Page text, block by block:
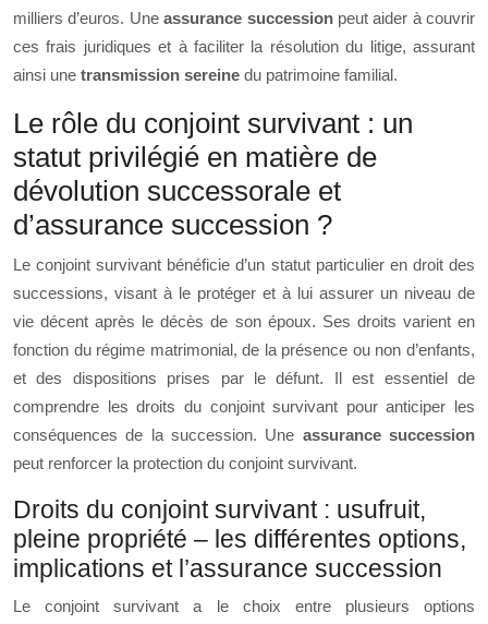
milliers d’euros. Uneassurance succession peut aider à couvrir
ces frais juridiques et à faciliter la résolution du litige, assurant
ainsi une transmission sereine du patrimoine familial.
Le rôle du conjoint survivant : un
statut privilégié en matière de
dévolution successorale et
d’assurance succession ?
Le conjoint survivant bénéficie d’un statut particulier en droit des
successions, visant à le protéger et à lui assurer un niveau de
vie décent après le décès de son époux. Ses droits varient en
fonction du régime matrimonial, de la présence ou non d’enfants,
et des dispositions prises par le défunt. Il est essentiel de
comprendre les droits du conjoint survivant pour anticiper les
conséquences de la succession. Une assurance succession
peut renforcer la protection du conjoint survivant.
Droits du conjoint survivant : usufruit,
pleine propriété – les différentes options,
implications et l’assurance succession
Le conjoint survivant a le choix entre plusieurs options